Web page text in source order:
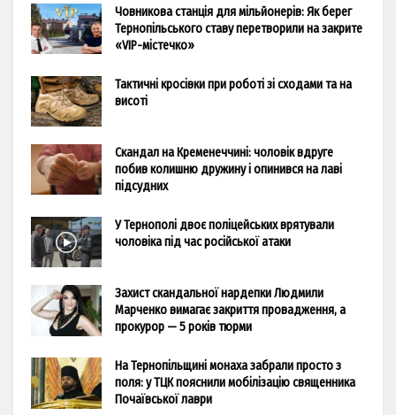
Човникова станція для мільйонерів: Як берег
Тернопільського ставу перетворили на закрите
«VIP-містечко»
Тактичні кросівки при роботі зі сходами та на
висоті
Скандал на Кременеччині: чоловік вдруге
побив колишню дружину і опинився на лаві
підсудних
У Тернополі двоє поліцейських врятували
чоловіка під час російської атаки
Захист скандальної нардепки Людмили
Марченко вимагає закриття провадження, а
прокурор — 5 років тюрми
На Тернопільщині монаха забрали просто з
поля: у ТЦК пояснили мобілізацію священника
Почаївської лаври